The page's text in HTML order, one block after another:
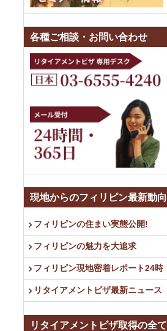
各種ご相談・お問い合わせ
現地からのフィリピン最新動向
フィリピンの住まい実態公開!
フィリピンの魅力を大追求
フィリピン現地密着レポート24時
リタイアメントビザ最新ニュース
リタイアメントビザ取得の全て